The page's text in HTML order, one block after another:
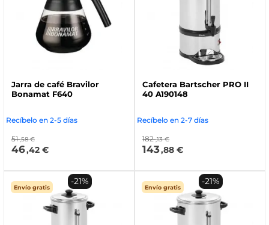
Jarra de café Bravilor
Bonamat F640
Recíbelo en 2-5 días
51 ,58 €
46,42 €
Cafetera Bartscher PRO II
40 A190148
Recíbelo en 2-7 días
182 ,13 €
143,88 €
Envío gratis
-21%
Envío gratis
-21%